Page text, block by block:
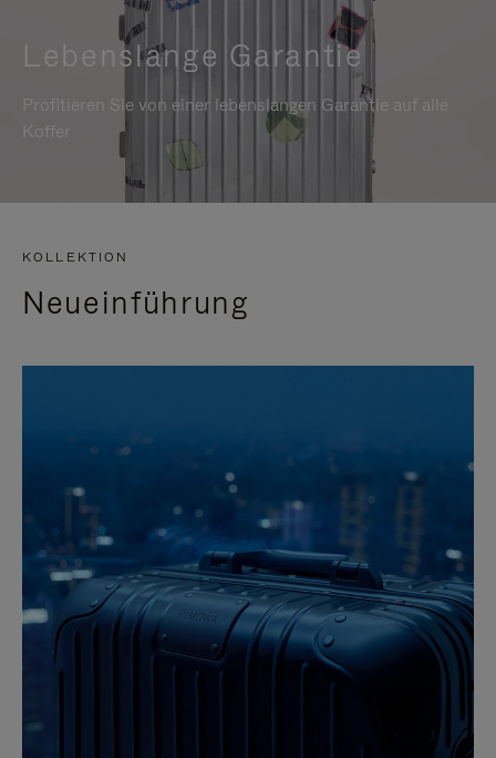
Lebenslange Garantie
Profitieren Sie von einer lebenslangen Garantie auf alle
Koffer
KOLLEKTION
Neueinführung